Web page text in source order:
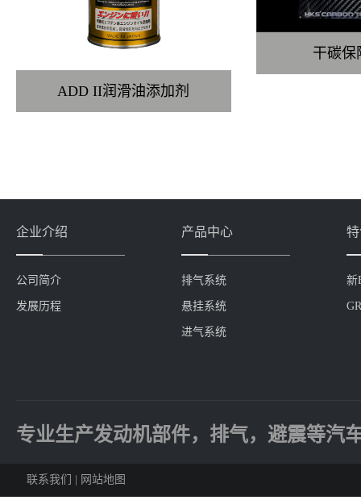
ADD II润滑油添加剂
干碳保
企业介绍
公司简介
发展历程
产品中心
排气系统
悬挂系统
进气系统
新
专业生产发动机部件，排气，避震等汽
联系我们 网站地图